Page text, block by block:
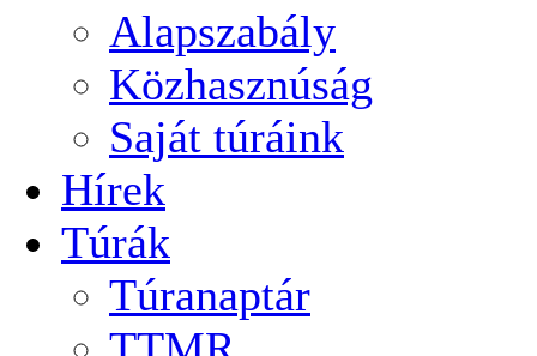
Alapszabály
Közhasznúság
Saját túráink
Hírek
Túrák
Túranaptár